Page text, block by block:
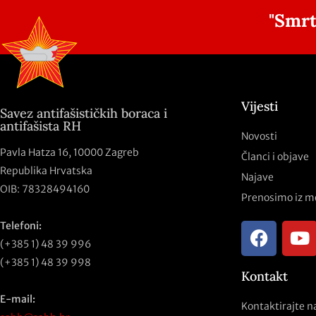
Savez antifašističkih boraca i
antifašista RH
Pavla Hatza 16, 10000 Zagreb
Republika Hrvatska
OIB: 78328494160
Telefoni:
(+385 1) 48 39 996
(+385 1) 48 39 998
E-mail:
Vijesti
Novosti
Članci i objave
Najave
Prenosimo iz
Kontakt
Kontaktirajte